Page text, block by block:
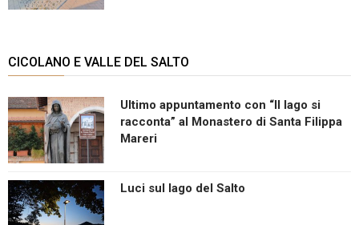
CICOLANO E VALLE DEL SALTO
Ultimo appuntamento con “Il lago si
racconta” al Monastero di Santa Filippa
Mareri
Luci sul lago del Salto